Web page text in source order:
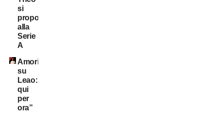
si
propone
alla
Serie
A
Amorim
su
Leao:”Resta
qui
per
ora”